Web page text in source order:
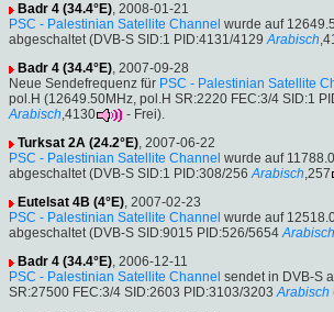
Badr 4 (34.4°E), 2008-01-21
PSC - Palestinian Satellite Channel wurde auf
abgeschaltet (DVB-S SID:1 PID:4131/4129 Arabisch
Badr 4 (34.4°E), 2007-09-28
Neue Sendefrequenz für PSC - Palestinian Satellite
pol.H (12649.50MHz, pol.H SR:2220 FEC:3/4 SID:1
Arabisch,4130
- Frei).
Turksat 2A (24.2°E), 2007-06-22
PSC - Palestinian Satellite Channel wurde auf
abgeschaltet (DVB-S SID:1 PID:308/256 Arabisch,257
Eutelsat 4B (4°E), 2007-02-23
PSC - Palestinian Satellite Channel wurde auf
abgeschaltet (DVB-S SID:9015 PID:526/5654 Arabisch
Badr 4 (34.4°E), 2006-12-11
PSC - Palestinian Satellite Channel sendet in DVB-S
SR:27500 FEC:3/4 SID:2603 PID:3103/3203 Arabisch